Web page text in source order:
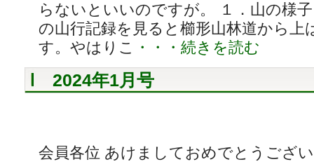
らないといいのですが。 １．山の様
の山行記録を見ると櫛形山林道から上
す。やはりこ ・・・続きを読む
2024年1月号
会員各位 あけましておめでとうござ